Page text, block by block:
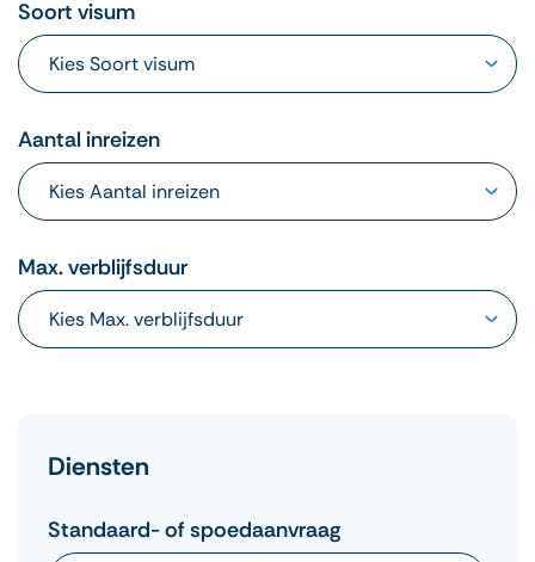
Soort visum
Aantal inreizen
Max. verblijfsduur
Diensten
Standaard- of spoedaanvraag